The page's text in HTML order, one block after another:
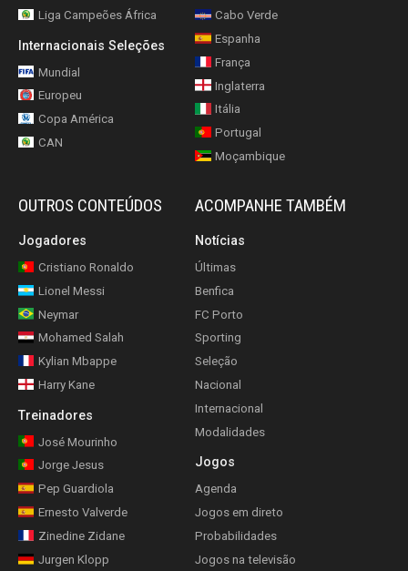
Liga Campeões África
Internacionais Seleções
Mundial
Europeu
Copa América
CAN
Cabo Verde
Espanha
França
Inglaterra
Itália
Portugal
Moçambique
OUTROS CONTEÚDOS
Jogadores
Cristiano Ronaldo
Lionel Messi
Neymar
Mohamed Salah
Kylian Mbappe
Harry Kane
Treinadores
José Mourinho
Jorge Jesus
Pep Guardiola
Ernesto Valverde
Zinedine Zidane
Jurgen Klopp
ACOMPANHE TAMBÉM
Notícias
Últimas
Benfica
FC Porto
Sporting
Seleção
Nacional
Internacional
Modalidades
Jogos
Agenda
Jogos em direto
Probabilidades
Jogos na televisão